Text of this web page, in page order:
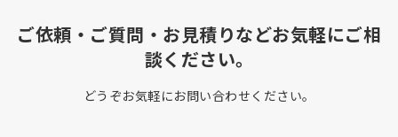
ご依頼・ご質問・お見積りなどお気軽にご相
談ください。
どうぞお気軽にお問い合わせください。